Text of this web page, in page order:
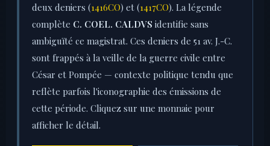
deux deniers (1416CO) et (1417CO). La légende
complète C. COEL. CALDVS identifie sans
ambiguïté ce magistrat. Ces deniers de 51 av. J.-C.
sont frappés à la veille de la guerre civile entre
César et Pompée — contexte politique tendu que
reflète parfois l'iconographie des émissions de
cette période. Cliquez sur une monnaie pour
afficher le détail.